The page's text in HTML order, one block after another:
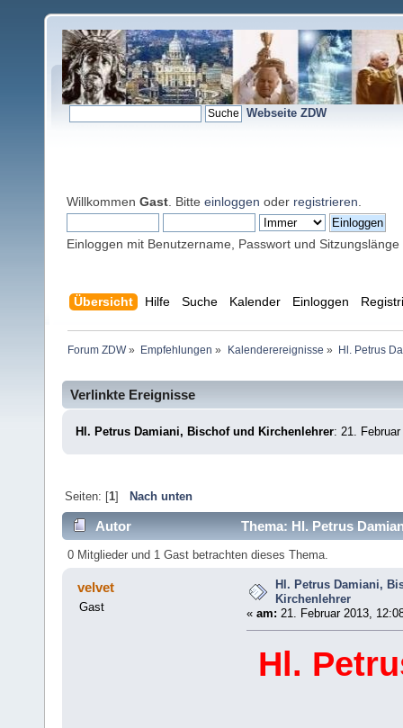
Webseite ZDW
Willkommen Gast . Bitte einloggen oder registrieren
Einloggen mit Benutzername, Passwort und Sitzungslänge
Übersicht Hilfe Suche Kalender Einloggen
Forum ZDW» Empfehlungen » Kalenderereignisse » Hl. Petrus
Verlinkte Ereignisse
Hl. Petrus Damiani, Bischof und Kirchenlehrer: 21.
Seiten: [1] Nach unten
Autor Thema: Hl. Petrus
0 Mitglieder und 1 Gast betrachten dieses Thema.
velvet
Gast
Hl. Petrus Damiani,
Kirchenlehrer
« am: 21. Februar 2013,
Hl.